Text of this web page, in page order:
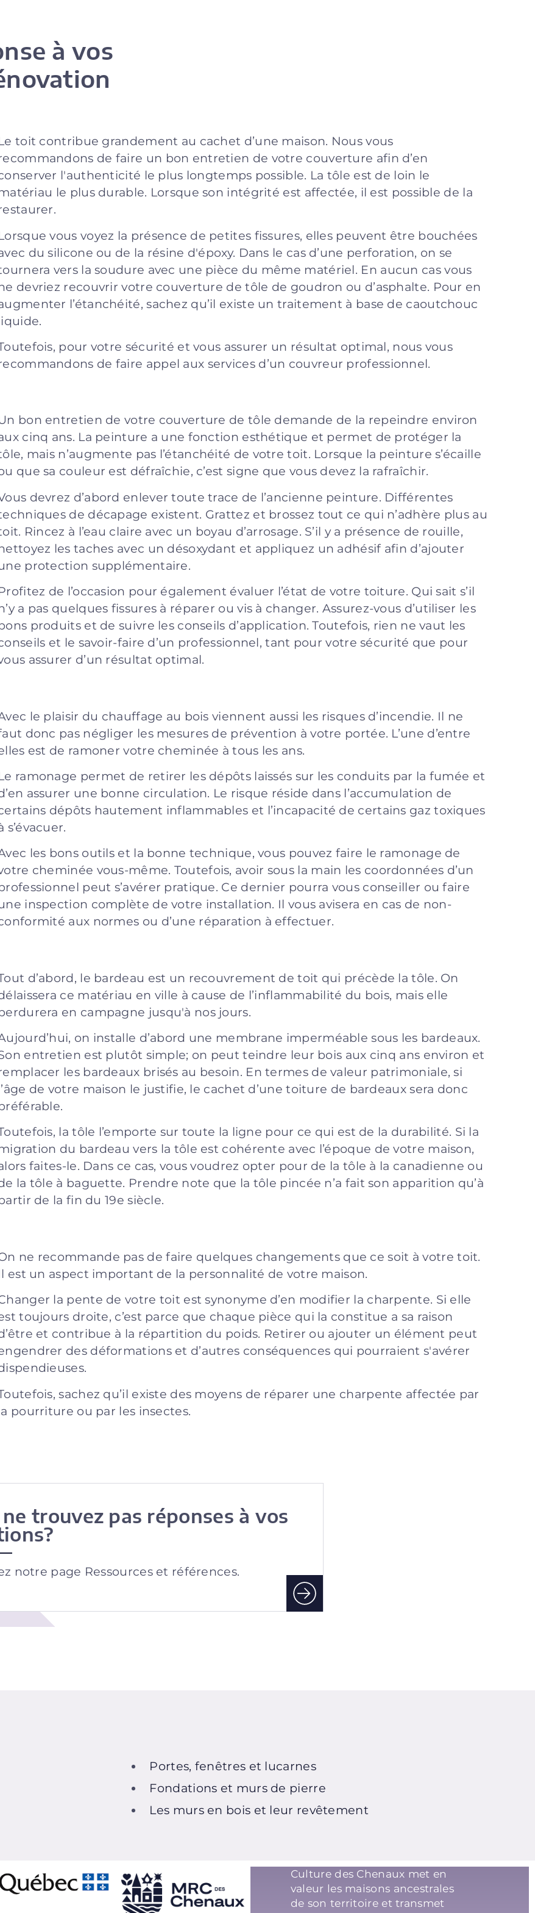
à vos
toit contribue grandement au cachet d’une maison. Nous vous
de faire un bon entretien de votre couverture afin d’en
l'authenticité le plus longtemps possible. La tôle est de loin le
le plus durable. Lorsque son intégrité est affectée, il est possible de la
vous voyez la présence de petites fissures, elles peuvent être bouchées
du silicone ou de la résine d'époxy. Dans le cas d’une perforation, on se
vers la soudure avec une pièce du même matériel. En aucun cas vous
devriez recouvrir votre couverture de tôle de goudron ou d’asphalte. Pour en
l’étanchéité, sachez qu’il existe un traitement à base de caoutchouc
pour votre sécurité et vous assurer un résultat optimal, nous vous
de faire appel aux services d’un couvreur professionnel.
bon entretien de votre couverture de tôle demande de la repeindre environ
cinq ans. La peinture a une fonction esthétique et permet de protéger la
mais n’augmente pas l’étanchéité de votre toit. Lorsque la peinture s’écaille
que sa couleur est défraîchie, c’est signe que vous devez la rafraîchir.
devrez d’abord enlever toute trace de l’ancienne peinture. Différentes
de décapage existent. Grattez et brossez tout ce qui n’adhère plus au
Rincez à l’eau claire avec un boyau d’arrosage. S’il y a présence de rouille,
les taches avec un désoxydant et appliquez un adhésif afin d’ajouter
protection supplémentaire.
de l’occasion pour également évaluer l’état de votre toiture. Qui sait s’il
a pas quelques fissures à réparer ou vis à changer. Assurez-vous d’utiliser les
produits et de suivre les conseils d’application. Toutefois, rien ne vaut les
et le savoir-faire d’un professionnel, tant pour votre sécurité que pour
assurer d’un résultat optimal.
le plaisir du chauffage au bois viennent aussi les risques d’incendie. Il ne
donc pas négliger les mesures de prévention à votre portée. L’une d’entre
est de ramoner votre cheminée à tous les ans.
ramonage permet de retirer les dépôts laissés sur les conduits par la fumée et
assurer une bonne circulation. Le risque réside dans l’accumulation de
dépôts hautement inflammables et l’incapacité de certains gaz toxiques
s’évacuer.
les bons outils et la bonne technique, vous pouvez faire le ramonage de
cheminée vous-même. Toutefois, avoir sous la main les coordonnées d’un
peut s’avérer pratique. Ce dernier pourra vous conseiller ou faire
inspection complète de votre installation. Il vous avisera en cas de non-
aux normes ou d’une réparation à effectuer.
d’abord, le bardeau est un recouvrement de toit qui précède la tôle. On
ce matériau en ville à cause de l’inflammabilité du bois, mais elle
en campagne jusqu'à nos jours.
on installe d’abord une membrane imperméable sous les bardeaux.
entretien est plutôt simple; on peut teindre leur bois aux cinq ans environ et
les bardeaux brisés au besoin. En termes de valeur patrimoniale, si
de votre maison le justifie, le cachet d’une toiture de bardeaux sera donc
la tôle l’emporte sur toute la ligne pour ce qui est de la durabilité. Si la
du bardeau vers la tôle est cohérente avec l’époque de votre maison,
faites-le. Dans ce cas, vous voudrez opter pour de la tôle à la canadienne ou
la tôle à baguette. Prendre note que la tôle pincée n’a fait son apparition qu’à
de la fin du 19e siècle.
ne recommande pas de faire quelques changements que ce soit à votre toit.
est un aspect important de la personnalité de votre maison.
la pente de votre toit est synonyme d’en modifier la charpente. Si elle
toujours droite, c’est parce que chaque pièce qui la constitue a sa raison
et contribue à la répartition du poids. Retirer ou ajouter un élément peut
des déformations et d’autres conséquences qui pourraient s'avérer
sachez qu’il existe des moyens de réparer une charpente affectée par
pourriture ou par les insectes.
trouvez pas réponses à vos
notre page Ressources et références.
Portes, fenêtres et lucarnes
Fondations et murs de pierre
Les murs en bois et leur revêtement
Culture des Chenaux met en
valeur les maisons ancestrales
de son territoire et transmet